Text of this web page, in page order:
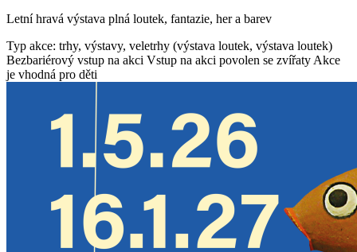
Letní hravá výstava plná loutek, fantazie, her a barev
Typ akce: trhy, výstavy, veletrhy (výstava loutek, výstava loutek)
Bezbariérový vstup na akci Vstup na akci povolen se zvířaty Akce
je vhodná pro děti